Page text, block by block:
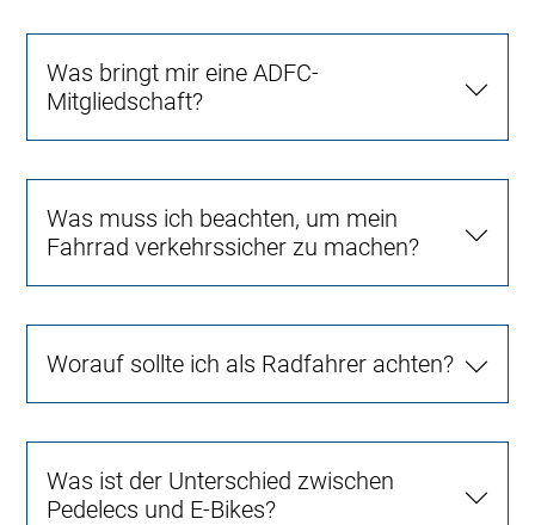
Was bringt mir eine ADFC-
Mitgliedschaft?
Was muss ich beachten, um mein
Fahrrad verkehrssicher zu machen?
Worauf sollte ich als Radfahrer achten?
Was ist der Unterschied zwischen
Pedelecs und E-Bikes?